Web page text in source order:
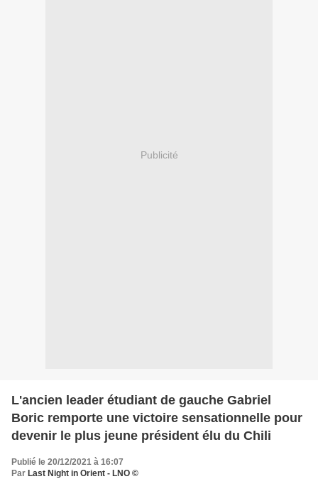
Publicité
L'ancien leader étudiant de gauche Gabriel
Boric remporte une victoire sensationnelle pour
devenir le plus jeune président élu du Chili
Publié le 20/12/2021 à 16:07
Par Last Night in Orient - LNO ©